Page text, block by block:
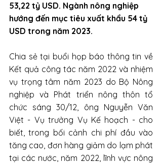
53,22 tỷ USD. Ngành nông nghiệp
hướng đến mục tiêu xuất khẩu 54 tỷ
USD trong năm 2023.
Chia sẻ tại buổi họp báo thông tin về
Kết quả công tác năm 2022 và nhiệm
vụ trọng tâm năm 2023 do Bộ Nông
nghiệp và Phát triển nông thôn tổ
chức sáng 30/12, ông Nguyễn Văn
Việt - Vụ trưởng Vụ Kế hoạch - cho
biết, trong bối cảnh chi phí đầu vào
tăng cao, đơn hàng giảm do lạm phát
tại các nước, năm 2022, lĩnh vực nông